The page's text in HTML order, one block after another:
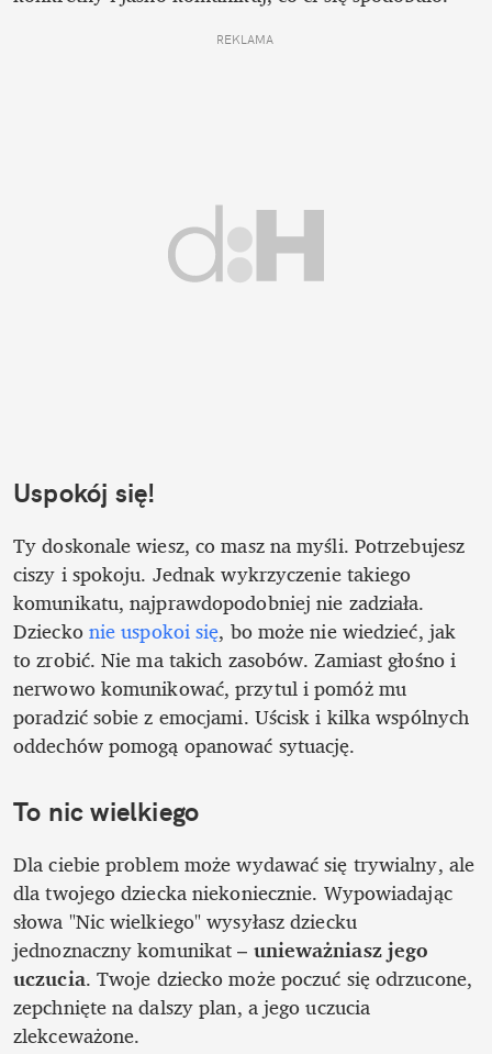
REKLAMA
Uspokój się!
Ty doskonale wiesz, co masz na myśli. Potrzebujesz
ciszy i spokoju. Jednak wykrzyczenie takiego
komunikatu, najprawdopodobniej nie zadziała.
Dziecko nie uspokoi się, bo może nie wiedzieć, jak
to zrobić. Nie ma takich zasobów. Zamiast głośno i
nerwowo komunikować, przytul i pomóż mu
poradzić sobie z emocjami. Uścisk i kilka wspólnych
oddechów pomogą opanować sytuację.
To nic wielkiego
Dla ciebie problem może wydawać się trywialny, ale
dla twojego dziecka niekoniecznie. Wypowiadając
słowa "Nic wielkiego" wysyłasz dziecku
jednoznaczny komunikat – unieważniasz jego
uczucia. Twoje dziecko może poczuć się odrzucone,
zepchnięte na dalszy plan, a jego uczucia
zlekceważone.